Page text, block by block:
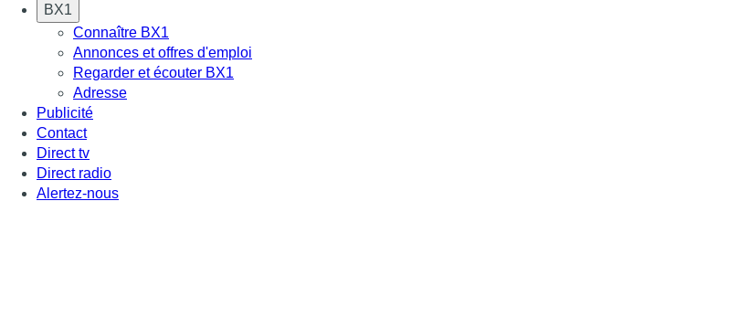
BX1
Connaître BX1
Annonces et offres d'emploi
Regarder et écouter BX1
Adresse
Publicité
Contact
Direct tv
Direct radio
Alertez-nous